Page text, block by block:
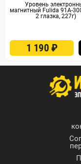
Уровень
магнитный Fulida 91А-
2 глазка, 227г)
1 190 ₽